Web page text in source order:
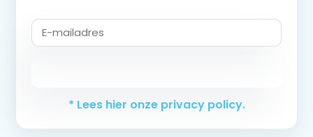
* Lees hier onze privacy policy.